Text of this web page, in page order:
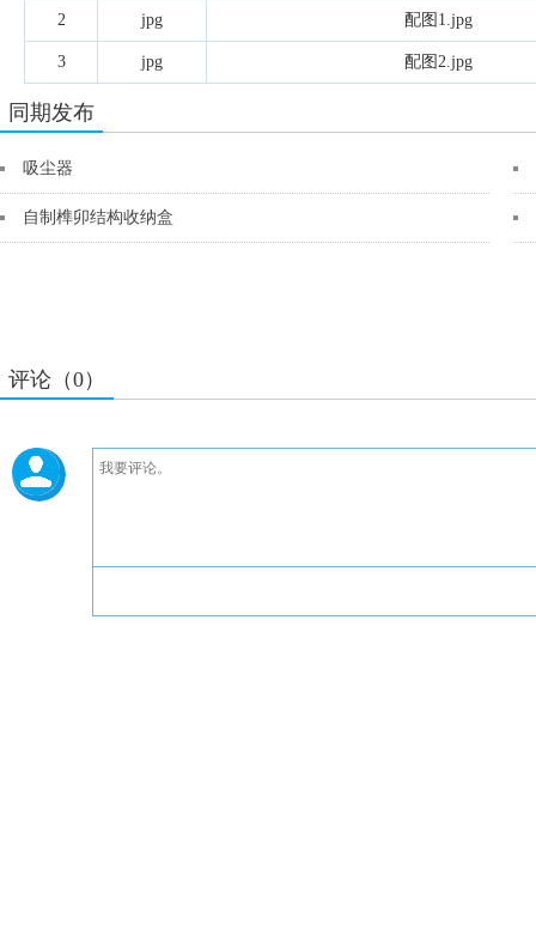
2 jpg 配图1.jpg
3 jpg 配图2.jpg
同期发布
吸尘器
自制榫卯结构收纳盒
评论（0）